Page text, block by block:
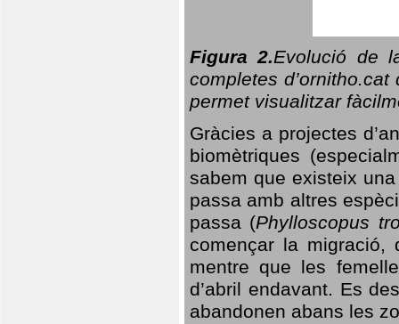
Figura 2.Evolució de
completes
permet visualitzar
Gràcies a projectes
biomètriques
sabem que existeix
passa amb altres
passa (Phylloscopus
començar la migració,
mentre que les
d’abril endavant. Es
abandonen abans les